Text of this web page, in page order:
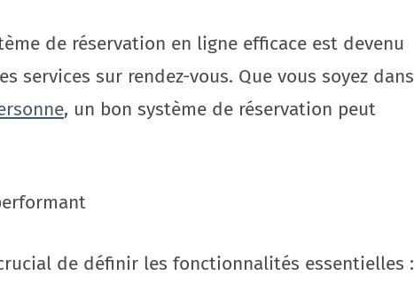
de réservation en ligne efficace est devenu
sur rendez-vous. Que vous soyez dans
, un bon système de réservation peut
de définir les fonctionnalités essentielles :